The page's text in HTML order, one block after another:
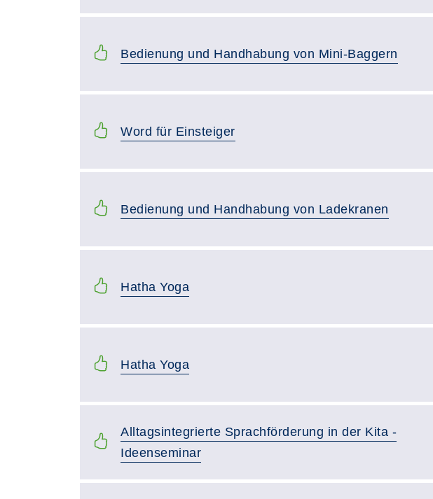
Bedienung und Handhabung von Mini-Baggern
Word für Einsteiger
Bedienung und Handhabung von Ladekranen
Hatha Yoga
Hatha Yoga
Alltagsintegrierte Sprachförderung in der Kita -
Ideenseminar